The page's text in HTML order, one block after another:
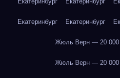
Екатеринбург Екатеринбург
Жюль Верн — 20 000
Жюль Верн — 20 000